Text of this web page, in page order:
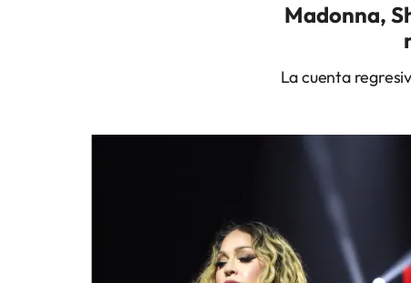
Madonna,
La cuenta